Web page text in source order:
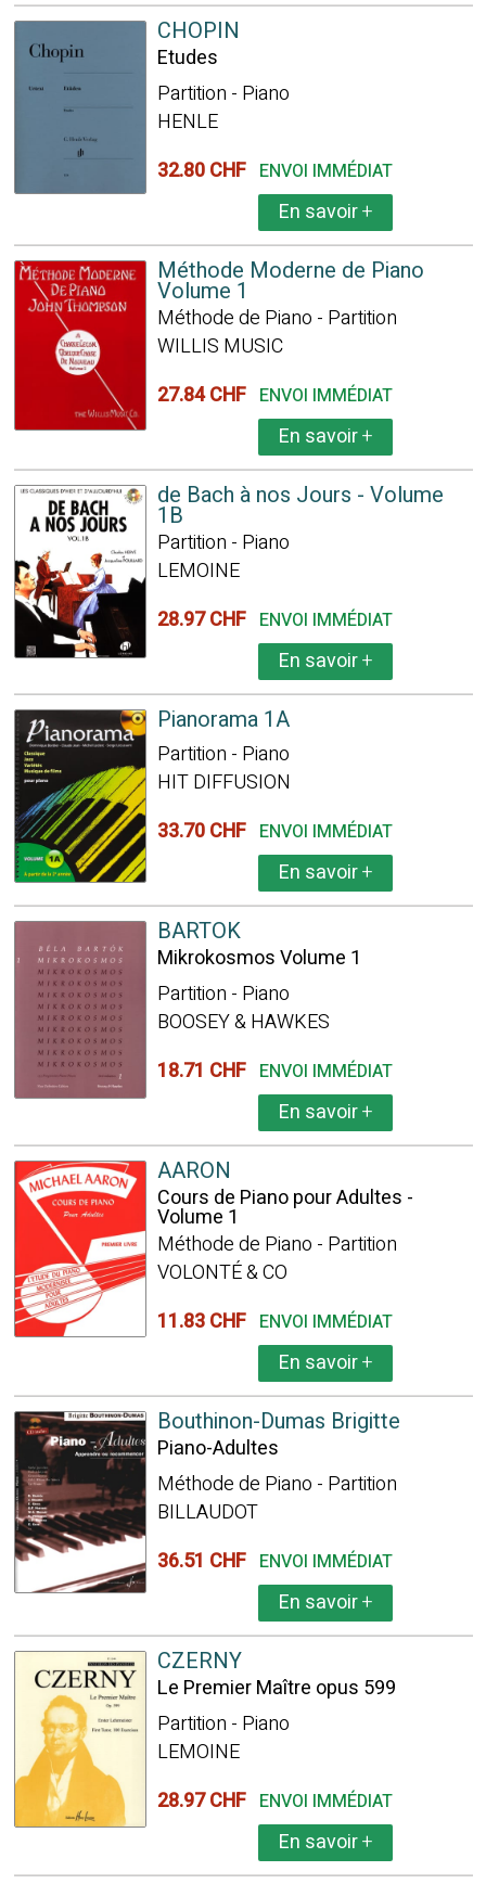
CHOPIN
Etudes
Partition - Piano
HENLE
32.80 CHF ENVOI IMMÉDIAT
En savoir+
Méthode Moderne de Piano
Volume 1
Méthode de Piano - Partition
WILLIS MUSIC
27.84 CHF ENVOI IMMÉDIAT
En savoir+
de Bach à nos Jours - Volume
1B
Partition - Piano
LEMOINE
28.97 CHF ENVOI IMMÉDIAT
En savoir+
Pianorama 1A
Partition - Piano
HIT DIFFUSION
33.70 CHF ENVOI IMMÉDIAT
En savoir+
BARTOK
Mikrokosmos Volume 1
Partition - Piano
BOOSEY & HAWKES
18.71 CHF ENVOI IMMÉDIAT
En savoir+
AARON
Cours de Piano pour Adultes -
Volume 1
Méthode de Piano - Partition
VOLONTÉ & CO
11.83 CHF ENVOI IMMÉDIAT
En savoir+
Bouthinon-Dumas Brigitte
Piano-Adultes
Méthode de Piano - Partition
BILLAUDOT
36.51 CHF ENVOI IMMÉDIAT
En savoir+
CZERNY
Le Premier Maître opus 599
Partition - Piano
LEMOINE
28.97 CHF ENVOI IMMÉDIAT
En savoir+